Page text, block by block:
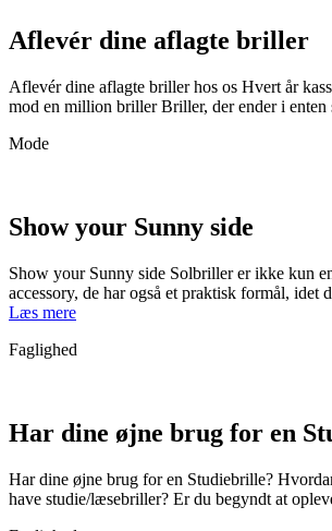
Aflevér dine aflagte briller
Aflevér dine aflagte briller hos os Hvert år
mod en million briller Briller, der ender i enten
Mode
Show your Sunny side
Show your Sunny side Solbriller er ikke kun
accessory, de har også et praktisk formål, idet
Læs mere
Faglighed
Har dine øjne brug for en
Har dine øjne brug for en Studiebrille?
have studie/læsebriller? Er du begyndt at